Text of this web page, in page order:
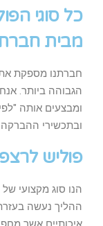
כל סוגי
מבית חברת
חברתנו מספקת את
הגבוהה ביותר.
ומבצעים אותה
ובתכשירי
פוליש
הנו סוג מקצועי
ההליך נעשה